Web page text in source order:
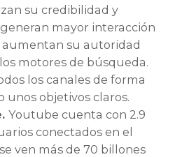
su credibilidad y
mayor interacción
aumentan su autoridad
motores de búsqueda.
los canales de forma
objetivos claros.
Youtube cuenta con 2.9
conectados en el
ven más de 70 billones